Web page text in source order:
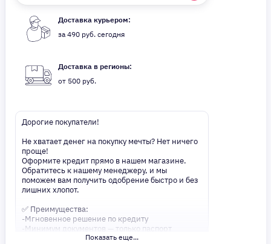
Доставка курьером:
за 490 руб. сегодня
Доставка в регионы:
от 500 руб.
Дорогие покупатели!
Не хватает денег на покупку мечты? Нет ничего
проще!
Оформите кредит прямо в нашем магазине.
Обратитесь к нашему менеджеру, и мы
поможем вам получить одобрение быстро и без
лишних хлопот.
✅ Преимущества:
-Мгновенное решение по кредиту
-Минимум документов — только паспорт
-Удобные сроки и низкие процентные ставки
Показать еще...